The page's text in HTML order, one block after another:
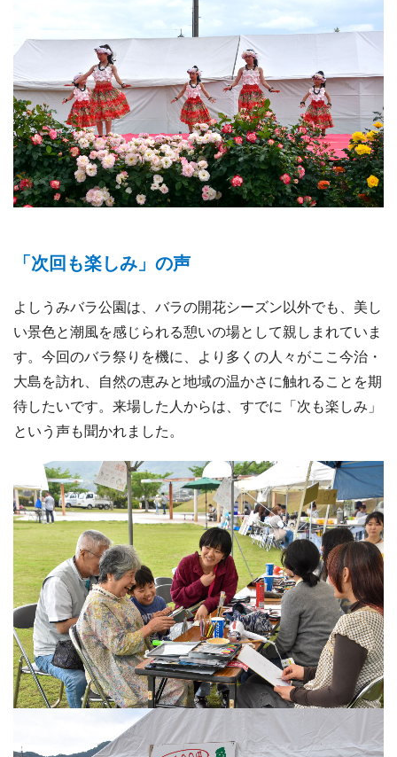
「次回も楽しみ」の声
よしうみバラ公園は、バラの開花シーズン以外でも、美し
い景色と潮風を感じられる憩いの場として親しまれていま
す。今回のバラ祭りを機に、より多くの人々がここ今治・
大島を訪れ、自然の恵みと地域の温かさに触れることを期
待したいです。来場した人からは、すでに「次も楽しみ」
という声も聞かれました。